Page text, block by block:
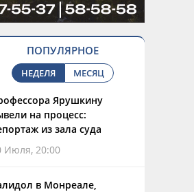
ПОПУЛЯРНОЕ
НЕДЕЛЯ МЕСЯЦ
Ярушкину
на процесс:
из зала суда
Июля, 20:00
в Монреале,